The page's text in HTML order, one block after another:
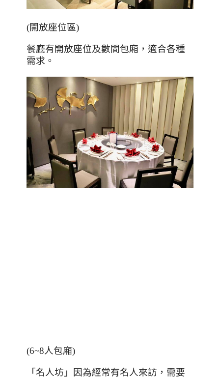
(開放座位區)
餐廳有開放座位及數間包廂，適合各種
需求。
(6~8人包廂)
「名人坊」因為經常有名人來訪，需要